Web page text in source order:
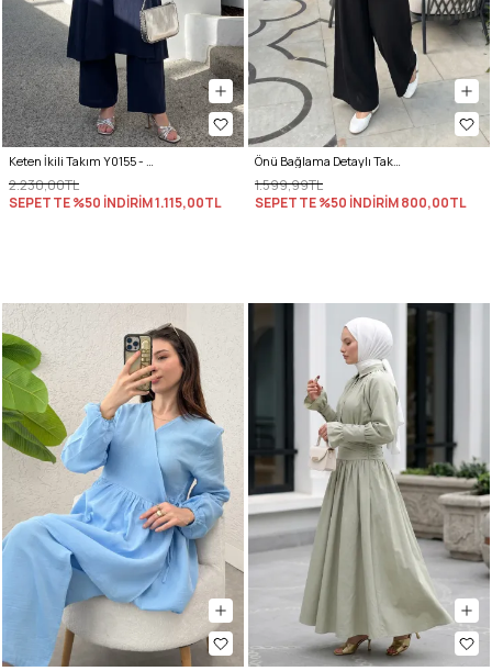
Keten İkili Takım Y0155 - LACİVERT
2.230,00TL
SEPETTE %50 İNDİRİM1.115,00TL
Önü Bağlama Detaylı Takım Y0143 - SİYAH
1.599,99TL
SEPETTE %50 İNDİRİM800,00TL